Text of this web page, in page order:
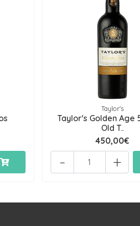
Taylor's
Taylor's Golden Age
Old T..
450,00€
+
-